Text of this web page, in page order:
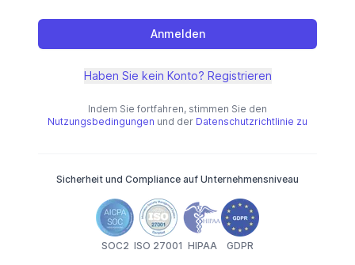
Anmelden
Haben Sie kein Konto? Registrieren
Indem Sie fortfahren, stimmen Sie den
Nutzungsbedingungen und der Datenschutzrichtlinie zu
Sicherheit und Compliance auf Unternehmensniveau
SOC2 ISO 27001 HIPAA GDPR